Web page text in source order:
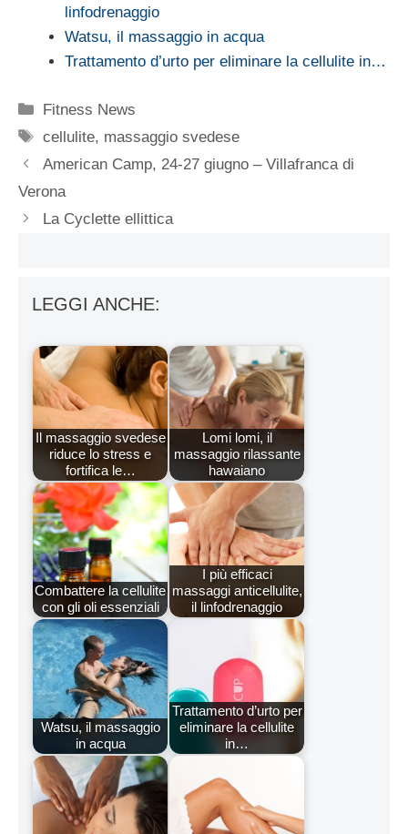
linfodrenaggio
Watsu, il massaggio in acqua
Trattamento d’urto per eliminare la cellulite in…
Categorie
Fitness News
Tag
cellulite, massaggio svedese
American Camp, 24-27 giugno – Villafranca di
Verona
La Cyclette ellittica
LEGGI ANCHE:
Il massaggio svedese
riduce lo stress e
fortifica le…
Lomi lomi, il
massaggio rilassante
hawaiano
Combattere la cellulite
con gli oli essenziali
I più efficaci
massaggi anticellulite,
il linfodrenaggio
Watsu, il massaggio
in acqua
Trattamento d’urto per
eliminare la cellulite
in…